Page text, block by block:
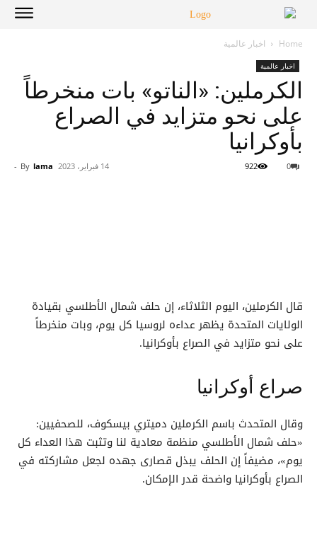
Home اخبار عالمية
اخبار عالمية
الكرملين: «الناتو» بات منخرطاً
على نحو متزايد في الصراع
بأوكرانيا
By lama
- 14 فبراير، 2023 0
922
قال الكرملين، اليوم الثلاثاء، إن حلف شمال الأطلسي بقيادة
الولايات المتحدة يظهر عداءه لروسيا كل يوم، وبات منخرطاً
على نحو متزايد في الصراع بأوكرانيا.
صراع أوكرانيا
وقال المتحدث باسم الكرملين دميتري بيسكوف، للصحفيين:
«حلف شمال الأطلسي منظمة معادية لنا وتثبت هذا العداء كل
يوم»، مضيفاً إن الحلف يبذل قصارى جهده لجعل مشاركته في
الصراع بأوكرانيا واضحة قدر الإمكان.